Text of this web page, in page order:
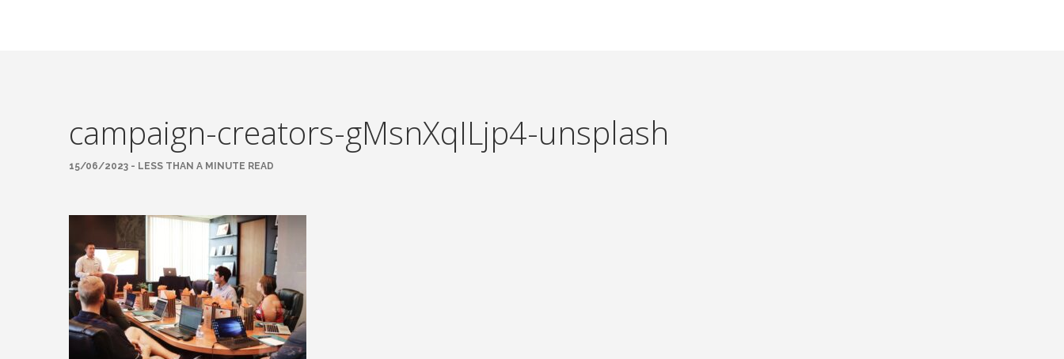
campaign-creators-gMsnXqILjp4-unsplash
15/06/2023 - LESS THAN A MINUTE READ